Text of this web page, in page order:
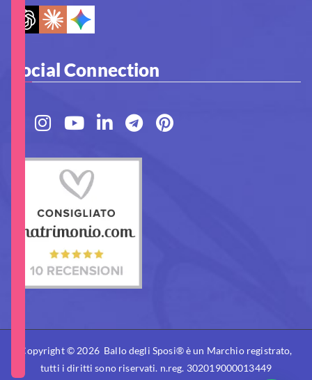
Social Connection
Copyright © 2026 Ballo degli Sposi® è un Marchio registrato,
tutti i diritti sono riservati. n.reg. 302019000013449